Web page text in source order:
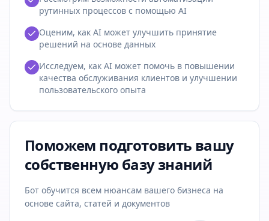
рутинных процессов с помощью AI
Оценим, как AI может улучшить принятие
решений на основе данных
Исследуем, как AI может помочь в повышении
качества обслуживания клиентов и улучшении
пользовательского опыта
Поможем подготовить вашу
собственную базу знаний
Бот обучится всем нюансам вашего бизнеса на
основе сайта, статей и документов